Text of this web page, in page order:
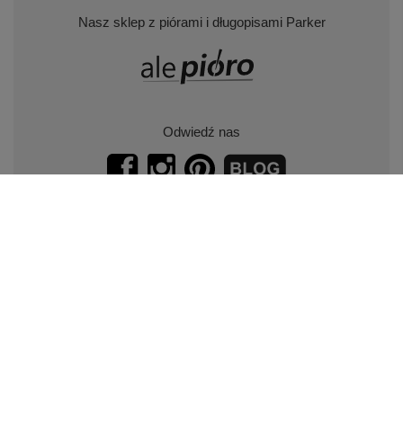
Nasz sklep z piórami i długopisami Parker
Odwiedź nas